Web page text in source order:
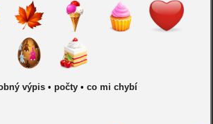
výpis• počty• co mi chybí